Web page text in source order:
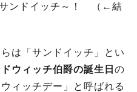
サンドイッチ～！ （←結
は「サンドイッチ」とい
ウィッチ伯爵の誕生日 の
ィッチデー」と呼ばれる